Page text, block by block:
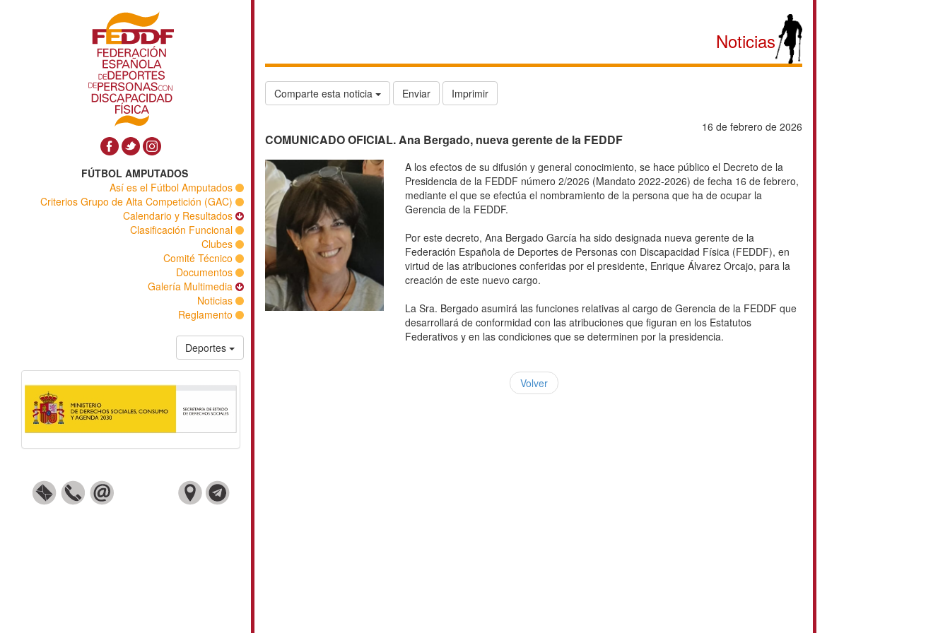
FÚTBOL AMPUTADOS
Así es el Fútbol Amputados
Criterios Grupo de Alta Competición (GAC)
Calendario y Resultados
Clasificación Funcional
Clubes
Comité Técnico
Documentos
Galería Multimedia
Noticias
Reglamento
Deportes
Noticias
Comparte esta noticia Enviar Imprimir
16 de febrero de 2026
COMUNICADO OFICIAL. Ana Bergado, nueva gerente de la FEDDF
A los efectos de su difusión y general conocimiento, se hace público el Decreto de la
Presidencia de la FEDDF número 2/2026 (Mandato 2022-2026) de fecha 16 de febrero,
mediante el que se efectúa el nombramiento de la persona que ha de ocupar la
Gerencia de la FEDDF.
Por este decreto, Ana Bergado García ha sido designada nueva gerente de la
Federación Española de Deportes de Personas con Discapacidad Física (FEDDF), en
virtud de las atribuciones conferidas por el presidente, Enrique Álvarez Orcajo, para la
creación de este nuevo cargo.
La Sra. Bergado asumirá las funciones relativas al cargo de Gerencia de la FEDDF que
desarrollará de conformidad con las atribuciones que figuran en los Estatutos
Federativos y en las condiciones que se determinen por la presidencia.
Volver